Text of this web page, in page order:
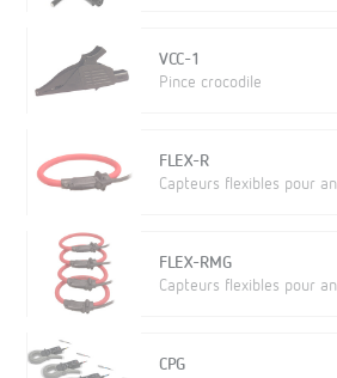
VCC-1
Pince crocodile
FLEX-R
Capteurs flexibles pour
FLEX-RMG
Capteurs flexibles pour
CPG